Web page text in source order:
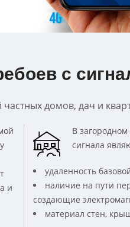
с
домов, дач и
и
В
сигнала
удаленность
наличие на пути
создающие
материал стен,